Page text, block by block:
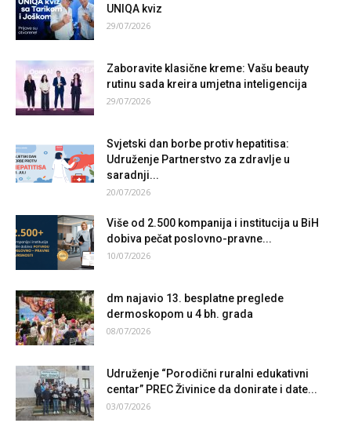
UNIQA kviz
29/07/2026
Zaboravite klasične kreme: Vašu beauty
rutinu sada kreira umjetna inteligencija
29/07/2026
Svjetski dan borbe protiv hepatitisa:
Udruženje Partnerstvo za zdravlje u
saradnji...
20/07/2026
Više od 2.500 kompanija i institucija u BiH
dobiva pečat poslovno-pravne...
10/07/2026
dm najavio 13. besplatne preglede
dermoskopom u 4 bh. grada
08/07/2026
Udruženje “Porodični ruralni edukativni
centar” PREC Živinice da donirate i date...
03/07/2026